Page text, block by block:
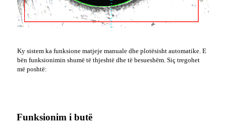
Ky sistem ka funksione matjeje manuale dhe plotësisht automatike. E
bën funksionimin shumë të thjeshtë dhe të besueshëm. Siç tregohet
më poshtë:
Funksionim i butë